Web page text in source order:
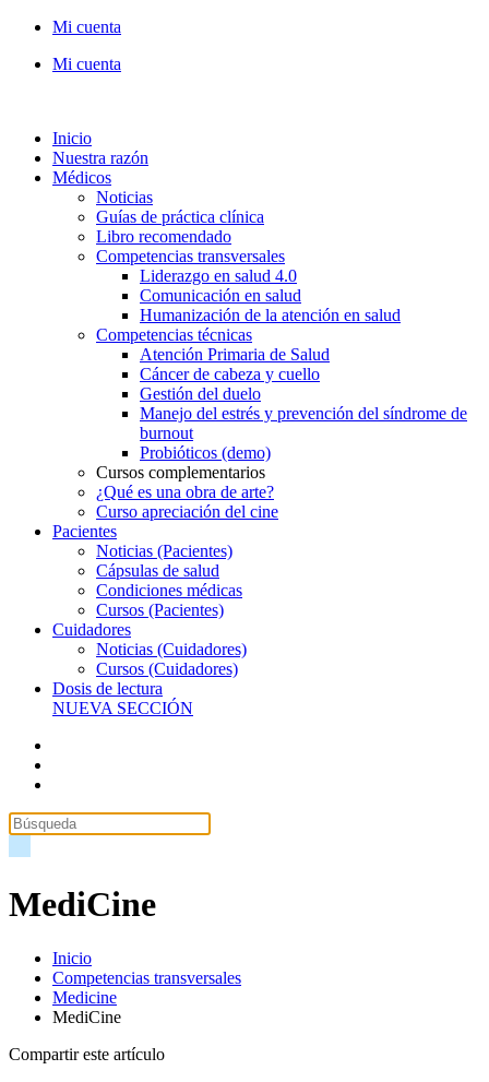
Mi cuenta
Mi cuenta
Inicio
Nuestra razón
Médicos
Noticias
Guías de práctica clínica
Libro recomendado
Competencias transversales
Liderazgo en salud 4.0
Comunicación en salud
Humanización de la atención en salud
Competencias técnicas
Atención Primaria de Salud
Cáncer de cabeza y cuello
Gestión del duelo
Manejo del estrés y prevención del síndrome de
burnout
Probióticos (demo)
Cursos complementarios
¿Qué es una obra de arte?
Curso apreciación del cine
Pacientes
Noticias (Pacientes)
Cápsulas de salud
Condiciones médicas
Cursos (Pacientes)
Cuidadores
Noticias (Cuidadores)
Cursos (Cuidadores)
Dosis de lectura
NUEVA SECCIÓN
MediCine
Inicio
Competencias transversales
Medicine
MediCine
Compartir este artículo